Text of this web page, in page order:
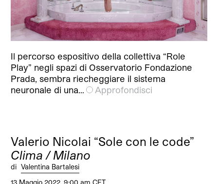
Il percorso espositivo della collettiva “Role
Play” negli spazi di Osservatorio Fondazione
Prada, sembra riecheggiare il sistema
neuronale di una…
Approfondisci
Valerio Nicolai “Sole con le code”
Clima / Milano
di Valentina Bartalesi